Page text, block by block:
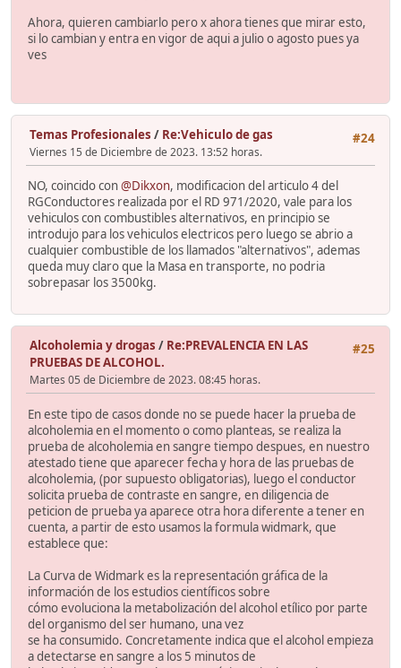
Ahora, quieren cambiarlo pero x ahora tienes que mirar esto,
si lo cambian y entra en vigor de aqui a julio o agosto pues ya
ves
#24
Temas Profesionales / Re:Vehiculo de gas
Viernes 15 de Diciembre de 2023. 13:52 horas.
NO, coincido con@Dikxon, modificacion del articulo 4 del
RGConductores realizada por el RD 971/2020, vale para los
vehiculos con combustibles alternativos, en principio se
introdujo para los vehiculos electricos pero luego se abrio a
cualquier combustible de los llamados "alternativos", ademas
queda muy claro que la Masa en transporte, no podria
sobrepasar los 3500kg.
#25
Alcoholemia y drogas / Re:PREVALENCIA EN LAS
PRUEBAS DE ALCOHOL.
Martes 05 de Diciembre de 2023. 08:45 horas.
En este tipo de casos donde no se puede hacer la prueba de
alcoholemia en el momento o como planteas, se realiza la
prueba de alcoholemia en sangre tiempo despues, en nuestro
atestado tiene que aparecer fecha y hora de las pruebas de
alcoholemia, (por supuesto obligatorias), luego el conductor
solicita prueba de contraste en sangre, en diligencia de
peticion de prueba ya aparece otra hora diferente a tener en
cuenta, a partir de esto usamos la formula widmark, que
establece que:
La Curva de Widmark es la representación gráfica de la
información de los estudios científicos sobre
cómo evoluciona la metabolización del alcohol etílico por parte
del organismo del ser humano, una vez
se ha consumido. Concretamente indica que el alcohol empieza
a detectarse en sangre a los 5 minutos de